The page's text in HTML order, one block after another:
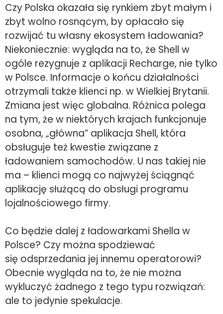
Czy Polska okazała się rynkiem zbyt małym i
zbyt wolno rosnącym, by opłacało się
rozwijać tu własny ekosystem ładowania?
Niekoniecznie: wygląda na to, że Shell w
ogóle rezygnuje z aplikacji Recharge, nie tylko
w Polsce. Informacje o końcu działalności
otrzymali także klienci np. w Wielkiej Brytanii.
Zmiana jest więc globalna. Różnica polega
na tym, że w niektórych krajach funkcjonuje
osobna, „główna” aplikacja Shell, która
obsługuje też kwestie związane z
ładowaniem samochodów. U nas takiej nie
ma – klienci mogą co najwyżej ściągnąć
aplikację służącą do obsługi programu
lojalnościowego firmy.
Co będzie dalej z ładowarkami Shella w
Polsce? Czy można spodziewać
się odsprzedania jej innemu operatorowi?
Obecnie wygląda na to, że nie można
wykluczyć żadnego z tego typu rozwiązań:
ale to jedynie spekulacje.